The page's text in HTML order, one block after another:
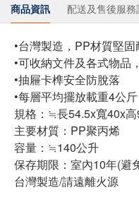
商品資訊 配送及售後服務
•台灣製造，PP材質堅固
•可收納文件及各式物品
​•抽屜卡榫安全防脫落
•每層平均擺放載重4公斤
規格：≒長54.5x寬40x
主要材質：PP聚丙烯
容量：≒140公升
保存期限：室內10年(避
台灣製造/請遠離火源